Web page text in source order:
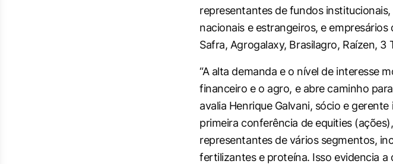
representantes de fundos institucionais,
nacionais e estrangeiros, e
Safra, Agrogalaxy, Brasilagro, Raízen,
“A alta demanda e o nível de interesse
financeiro e o agro, e abre caminho
avalia Henrique Galvani, sócio e
primeira conferência de equities
representantes de vários segmentos,
fertilizantes e proteína. Isso evidencia